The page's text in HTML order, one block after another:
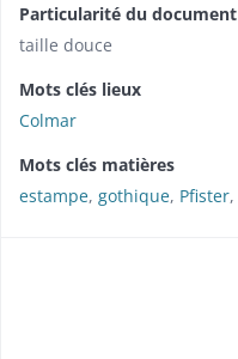
Particularité du document
taille douce
Mots clés lieux
Colmar
Mots clés matières
estampe, gothique, Pfister,